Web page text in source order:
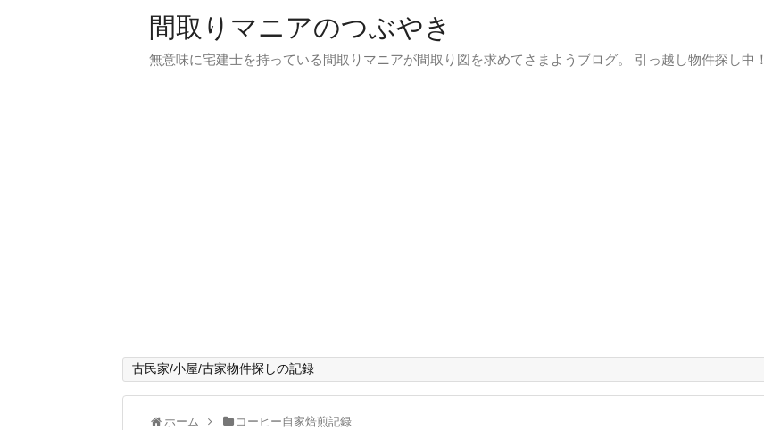
間取りマニアのつぶやき
無意味に宅建士を持っている間取りマニアが間取り図を求めてさまようブログ。 引っ越し物件探し中！
古民家/小屋/古家物件探しの記録
ホーム コーヒー自家焙煎記録